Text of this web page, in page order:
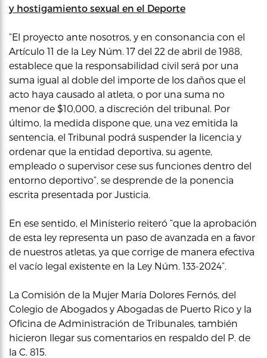
y hostigamiento sexual en el Deporte
“El proyecto ante nosotros, y en consonancia con el
Artículo 11 de la Ley Núm. 17 del 22 de abril de 1988,
establece que la responsabilidad civil será por una
suma igual al doble del importe de los daños que el
acto haya causado al atleta, o por una suma no
menor de $10,000, a discreción del tribunal. Por
último, la medida dispone que, una vez emitida la
sentencia, el Tribunal podrá suspender la licencia y
ordenar que la entidad deportiva, su agente,
empleado o supervisor cese sus funciones dentro del
entorno deportivo”, se desprende de la ponencia
escrita presentada por Justicia.
En ese sentido, el Ministerio reiteró “que la aprobación
de esta ley representa un paso de avanzada en a favor
de nuestros atletas, ya que corrige de manera efectiva
el vacío legal existente en la Ley Núm. 133-2024”.
La Comisión de la Mujer María Dolores Fernós, del
Colegio de Abogados y Abogadas de Puerto Rico y la
Oficina de Administración de Tribunales, también
hicieron llegar sus comentarios en respaldo del P. de
la C. 815.